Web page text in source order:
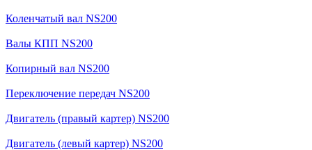
Коленчатый вал NS200
Валы КПП NS200
Копирный вал NS200
Переключение передач NS200
Двигатель (правый картер) NS200
Двигатель (левый картер) NS200